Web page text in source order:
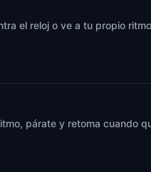
el reloj o ve a tu propio
párate y retoma cuando